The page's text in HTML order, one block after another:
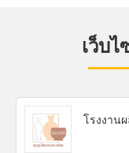
เว็บ
โรงงาน